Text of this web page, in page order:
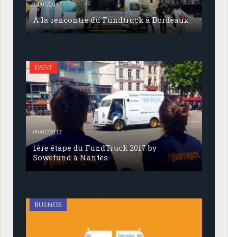
14/06/2017
À la rencontre du Fundtruck à Bordeaux
EVENT
09/06/2017
1ère étape du FundTruck 2017 by
Sowefund à Nantes
BUSINESS